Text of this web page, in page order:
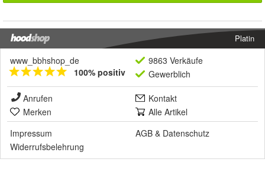
Platin
www_bbhshop_de
100% positiv
9863 Verkäufe
Gewerblich
Anrufen
Kontakt
Merken
Alle Artikel
Impressum
AGB & Datenschutz
Widerrufsbelehrung